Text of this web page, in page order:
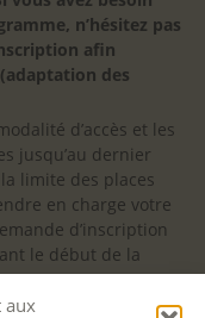
aux
n’hésitez pas
afin
des
d’accès et les
jusqu’au dernier
limite des places
en charge votre
d’inscription
le début de la